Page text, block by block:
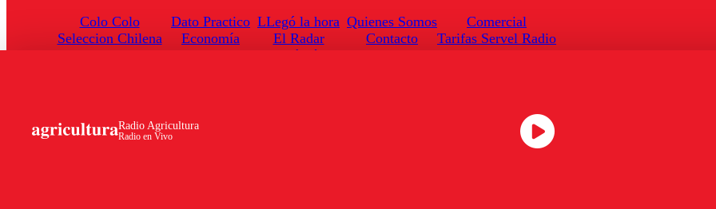
Radio Agricultura
Radio en Vivo
Colo Colo
Seleccion Chilena
Dato Practico
Economía
LLegó la hora
El Radar
Enfoqué Público
Quienes Somos
Contacto
Comercial
Tarifas Servel Radio